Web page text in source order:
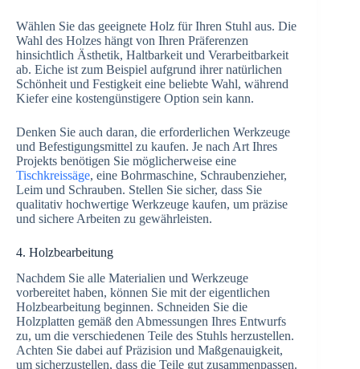
Wählen Sie das geeignete Holz für Ihren Stuhl aus. Die
Wahl des Holzes hängt von Ihren Präferenzen
hinsichtlich Ästhetik, Haltbarkeit und Verarbeitbarkeit
ab. Eiche ist zum Beispiel aufgrund ihrer natürlichen
Schönheit und Festigkeit eine beliebte Wahl, während
Kiefer eine kostengünstigere Option sein kann.
Denken Sie auch daran, die erforderlichen Werkzeuge
und Befestigungsmittel zu kaufen. Je nach Art Ihres
Projekts benötigen Sie möglicherweise eine
Tischkreissäge, eine Bohrmaschine, Schraubenzieher,
Leim und Schrauben. Stellen Sie sicher, dass Sie
qualitativ hochwertige Werkzeuge kaufen, um präzise
und sichere Arbeiten zu gewährleisten.
4. Holzbearbeitung
Nachdem Sie alle Materialien und Werkzeuge
vorbereitet haben, können Sie mit der eigentlichen
Holzbearbeitung beginnen. Schneiden Sie die
Holzplatten gemäß den Abmessungen Ihres Entwurfs
zu, um die verschiedenen Teile des Stuhls herzustellen.
Achten Sie dabei auf Präzision und Maßgenauigkeit,
um sicherzustellen, dass die Teile gut zusammenpassen.